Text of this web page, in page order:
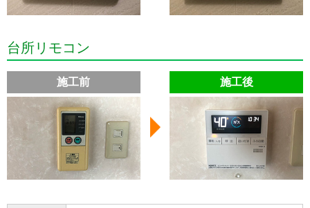
台所リモコン
施工前 施工後